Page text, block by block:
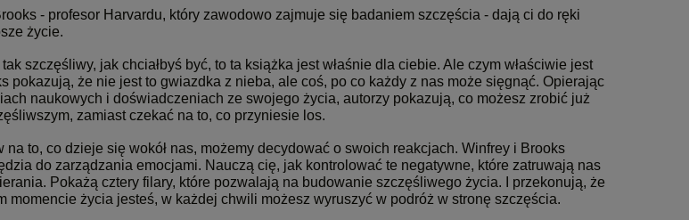
- profesor Harvardu, który zawodowo zajmuje się badaniem szczęścia - dają ci do ręki
życie.
szczęśliwy, jak chciałbyś być, to ta książka jest właśnie dla ciebie. Ale czym właściwie jest
pokazują, że nie jest to gwiazdka z nieba, ale coś, po co każdy z nas może sięgnąć. Opierając
naukowych i doświadczeniach ze swojego życia, autorzy pokazują, co możesz zrobić już
zamiast czekać na to, co przyniesie los.
na to, co dzieje się wokół nas, możemy decydować o swoich reakcjach. Winfrey i Brooks
do zarządzania emocjami. Nauczą cię, jak kontrolować te negatywne, które zatruwają nas
Pokażą cztery filary, które pozwalają na budowanie szczęśliwego życia. I przekonują, że
momencie życia jesteś, w każdej chwili możesz wyruszyć w podróż w stronę szczęścia.